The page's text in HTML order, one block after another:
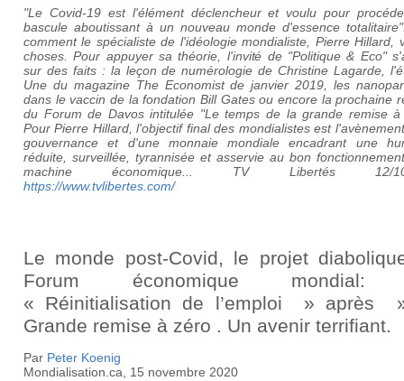
"Le Covid-19 est l'élément déclencheur et voulu pour
bascule aboutissant à un nouveau monde d'essence
comment le spécialiste de l'idéologie mondialiste, Pierre Hillard,
choses. Pour appuyer sa théorie, l'invité de "Politique & Eco"
sur des faits : la leçon de numérologie de Christine Lagarde,
Une du magazine The Economist de janvier 2019, les
dans le vaccin de la fondation Bill Gates ou encore la prochaine
du Forum de Davos intitulée "Le temps de la grande remise à
Pour Pierre Hillard, l'objectif final des mondialistes est
gouvernance et d'une monnaie mondiale encadrant une
réduite, surveillée, tyrannisée et asservie au bon
machine économique... TV Libertés 12/10/
https://www.tvlibertes.com/
Le monde post-Covid, le projet
Forum économique mondial:
« Réinitialisation de l’emploi » après
Grande remise à zéro . Un avenir terrifiant.
Par Peter Koenig
Mondialisation.ca, 15 novembre 2020